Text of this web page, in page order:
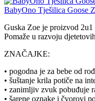
BabyOno Tješilica Goose
Guska Zoe je proizvod
Pomaže u razvoju
ZNAČAJKE:
• pogodna je za bebe od
• šuštanje krila potiče na
• zanimljiv zvuk pobuđuje
• šarene oznake i čvorovi